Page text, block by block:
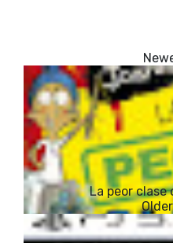
La peor clase